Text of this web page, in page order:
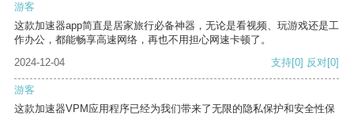
游客
这款加速器app简直是居家旅行必备神器，无论是看视频、玩游戏还是工
作办公，都能畅享高速网络，再也不用担心网速卡顿了。
2024-12-04
支持[0] 反对[0]
游客
这款加速器VPM应用程序已经为我们带来了无限的隐私保护和安全性保